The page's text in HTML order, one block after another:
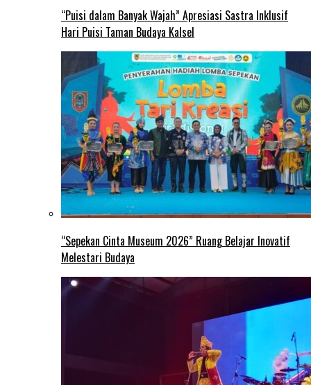
“Puisi dalam Banyak Wajah” Apresiasi Sastra Inklusif
Hari Puisi Taman Budaya Kalsel
“Sepekan Cinta Museum 2026” Ruang Belajar Inovatif
Melestari Budaya